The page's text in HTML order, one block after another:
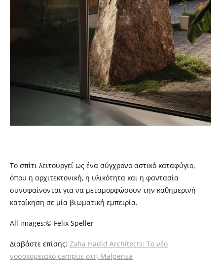
Το σπίτι λειτουργεί ως ένα σύγχρονο αστικό καταφύγιο,
όπου η αρχιτεκτονική, η υλικότητα και η φαντασία
συνυφαίνονται για να μεταμορφώσουν την καθημερινή
κατοίκηση σε μία βιωματική εμπειρία.
All images:© Felix Speller
Διαβάστε επίσης: Zaha Hadid Architects: Το νέο
νοσοκομειακό campus στη Malpensa